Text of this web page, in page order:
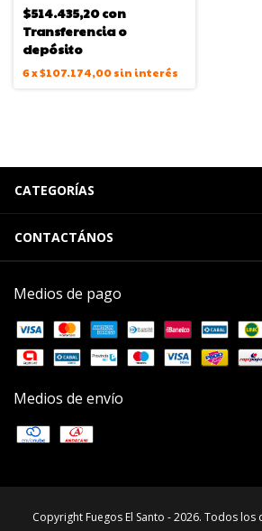
$514.435,20con
Transferencia o
depósito
6x$107.174,00sin interés
CATEGORÍAS
CONTACTÁNOS
Medios de pago
Medios de envío
Copyright Fuegos El Santo - 2026. Todos